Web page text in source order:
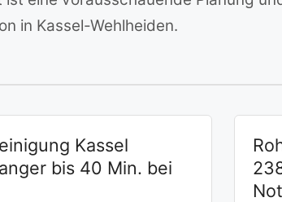
in Kassel-Wehlheiden.
Kassel
bis 40 Min. bei